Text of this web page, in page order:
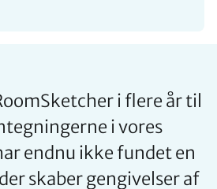
i flere år til
i vores
endnu ikke fundet en
skaber gengivelser af